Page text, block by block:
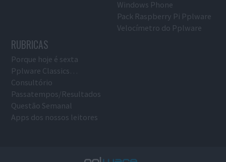
Windows Phone
Pack Raspberry Pi Pplware
Velocímetro do Pplware
RUBRICAS
Porque hoje é sexta
Pplware Classics…
Consultório
Passatempos/Resultados
Questão Semanal
Apps dos nossos leitores